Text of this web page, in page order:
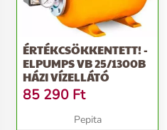
ÉRTÉKCSÖKKENTETT! -
ELPUMPS VB 25/1300B
HÁZI VÍZELLÁTÓ
85 290 Ft
Pepita